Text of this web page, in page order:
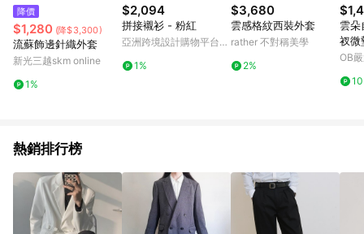
降價
$1,280 (降$3,300)
流蘇飾邊針織外套
新光三越skm online
1%
$2,094
拼接襯衫 - 粉紅
亞洲跨境設計購物平台
1%
$3,680
雲感格紋西裝外套
rather 不對稱美學
2%
雲朵
衩微
OB
熱銷排行榜